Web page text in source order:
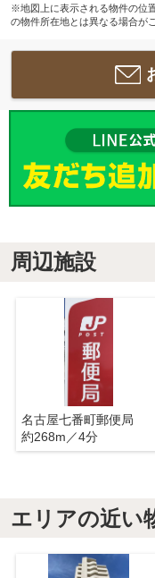
※地図上に表示される物件の位
の物件所在地とは異なる場合が
周辺施設
名古屋七番町郵便局
約268m／4分
エリアの近い